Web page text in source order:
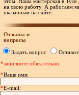
этом. Наша мастерская в
на свою работу. А работаем
указанным на сайте.
Отзывы и
вопросы
Задать вопрос
*заполните обязательно
*Ваше имя:
*E-mail: